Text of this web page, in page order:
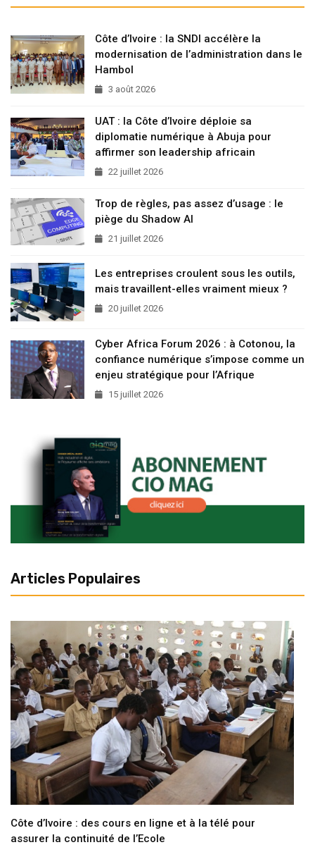
Côte d’Ivoire : la SNDI accélère la
modernisation de l’administration dans le
Hambol
3 août 2026
UAT : la Côte d’Ivoire déploie sa
diplomatie numérique à Abuja pour
affirmer son leadership africain
22 juillet 2026
Trop de règles, pas assez d’usage : le
piège du Shadow AI
21 juillet 2026
Les entreprises croulent sous les outils,
mais travaillent-elles vraiment mieux ?
20 juillet 2026
Cyber Africa Forum 2026 : à Cotonou, la
confiance numérique s’impose comme un
enjeu stratégique pour l’Afrique
15 juillet 2026
Articles Populaires
Côte d’Ivoire : des cours en ligne et à la télé pour
assurer la continuité de l’Ecole